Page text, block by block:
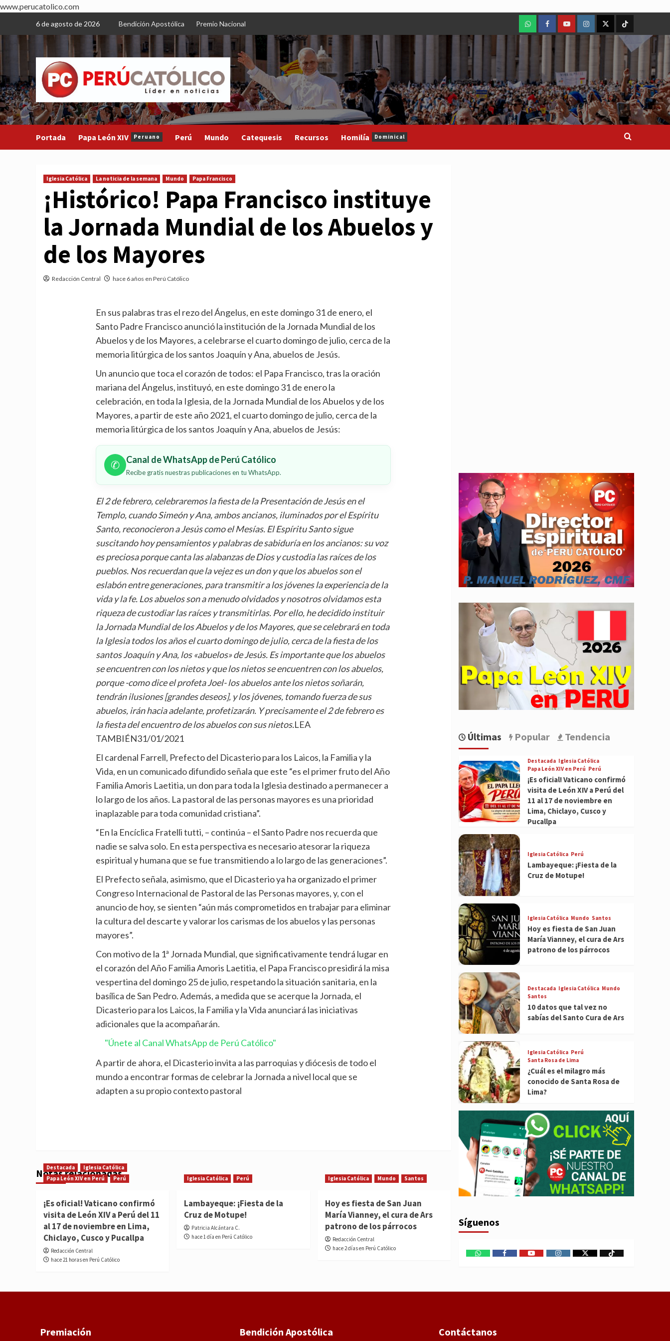
www.perucatolico.com
content
6 de agosto de 2026 Bendición Apostólica Premio Nacional
WhatsAppFacebookYoutubeInstagram
X TikTok
Portada Papa León XIV Peruano Perú Mundo Catequesis Recursos Homilía Dominical
Iglesia Católica La noticia de la semana Mundo Papa Francisco
¡Histórico! Papa Francisco instituye
la Jornada Mundial de los Abuelos y
de los Mayores
Redacción Central hace 6 años en Perú Católico
En sus palabras tras el rezo del Ángelus, en este domingo 31 de enero, el
Santo Padre Francisco anunció la institución de la Jornada Mundial de los
Abuelos y de los Mayores, a celebrarse el cuarto domingo de julio, cerca de la
memoria litúrgica de los santos Joaquín y Ana, abuelos de Jesús.
Un anuncio que toca el corazón de todos: el Papa Francisco, tras la oración
mariana del Ángelus, instituyó, en este domingo 31 de enero la
celebración, en toda la Iglesia, de la Jornada Mundial de los Abuelos y de los
Mayores, a partir de este año 2021, el cuarto domingo de julio, cerca de la
memoria litúrgica de los santos Joaquín y Ana, abuelos de Jesús:
✆ Canal de WhatsApp de Perú Católico
Recibe gratis nuestras publicaciones en tu WhatsApp.
El 2 de febrero, celebraremos la fiesta de la Presentación de Jesús en el
Templo, cuando Simeón y Ana, ambos ancianos, iluminados por el Espíritu
Santo, reconocieron a Jesús como el Mesías. El Espíritu Santo sigue
suscitando hoy pensamientos y palabras de sabiduría en los ancianos: su voz
es preciosa porque canta las alabanzas de Dios y custodia las raíces de los
pueblos. Nos recuerdan que la vejez es un don y que los abuelos son el
eslabón entre generaciones, para transmitir a los jóvenes la experiencia de la
vida y la fe. Los abuelos son a menudo olvidados y nosotros olvidamos esta
riqueza de custodiar las raíces y transmitirlas. Por ello, he decidido instituir
la Jornada Mundial de los Abuelos y de los Mayores, que se celebrará en toda
la Iglesia todos los años el cuarto domingo de julio, cerca de la fiesta de los
santos Joaquín y Ana, los «abuelos» de Jesús. Es importante que los abuelos
se encuentren con los nietos y que los nietos se encuentren con los abuelos,
porque -como dice el profeta Joel- los abuelos ante los nietos soñarán,
tendrán ilusiones [grandes deseos], y los jóvenes, tomando fuerza de sus
abuelos, irán hacia adelante, profetizarán. Y precisamente el 2 de febrero es
la fiesta del encuentro de los abuelos con sus nietos.LEA
TAMBIÉN31/01/2021
El cardenal Farrell, Prefecto del Dicasterio para los Laicos, la Familia y la
Vida, en un comunicado difundido señala que este “es el primer fruto del Año
Familia Amoris Laetitia, un don para toda la Iglesia destinado a permanecer a
lo largo de los años. La pastoral de las personas mayores es una prioridad
inaplazable para toda comunidad cristiana”.
“En la Encíclica Fratelli tutti, – continúa – el Santo Padre nos recuerda que
nadie se salva solo. En esta perspectiva es necesario atesorar la riqueza
espiritual y humana que se fue transmitiendo a lo largo de las generaciones”.
El Prefecto señala, asimismo, que el Dicasterio ya ha organizado el primer
Congreso Internacional de Pastoral de las Personas mayores, y, con el
anuncio de hoy, se sienten “aún más comprometidos en trabajar para eliminar
la cultura del descarte y valorar los carismas de los abuelos y las personas
mayores”.
Con motivo de la 1ª Jornada Mundial, que significativamente tendrá lugar en
el corazón del Año Familia Amoris Laetitia, el Papa Francisco presidirá la misa
vespertina del domingo 25 de julio, respetando la situación sanitaria, en la
basílica de San Pedro. Además, a medida que se acerque la Jornada, el
Dicasterio para los Laicos, la Familia y la Vida anunciará las iniciativas
adicionales que la acompañarán.
"Únete al Canal WhatsApp de Perú Católico"
A partir de ahora, el Dicasterio invita a las parroquias y diócesis de todo el
mundo a encontrar formas de celebrar la Jornada a nivel local que se
adapten a su propio contexto pastoral
Notas relacionadas
Destacada
Iglesia Católica
Papa León XIV en Perú
Perú
¡Es oficial! Vaticano confirmó
visita de León XIV a Perú del 11
al 17 de noviembre en Lima,
Chiclayo, Cusco y Pucallpa
Redacción Central
hace 21 horas en Perú Católico
Iglesia Católica Perú
Lambayeque: ¡Fiesta de la
Cruz de Motupe!
Patricia Alcántara C.
hace 1 día en Perú Católico
Iglesia Católica Mundo Santos
Hoy es fiesta de San Juan
María Vianney, el cura de Ars
patrono de los párrocos
Redacción Central
hace 2 días en Perú Católico
Últimas Popular Tendencia
Destacada Iglesia Católica
Papa León XIV en Perú Perú
¡Es oficial! Vaticano confirmó
visita de León XIV a Perú del
11 al 17 de noviembre en
Lima, Chiclayo, Cusco y
Pucallpa
Iglesia Católica Perú
Lambayeque: ¡Fiesta de la
Cruz de Motupe!
Iglesia Católica Mundo Santos
Hoy es fiesta de San Juan
María Vianney, el cura de Ars
patrono de los párrocos
Destacada Iglesia Católica Mundo
Santos
10 datos que tal vez no
sabías del Santo Cura de Ars
Iglesia Católica Perú
Santa Rosa de Lima
¿Cuál es el milagro más
conocido de Santa Rosa de
Lima?
Síguenos
WhatsAppFacebookYoutubeInstagram
X TikTok
Premiación Bendición Apostólica Contáctanos